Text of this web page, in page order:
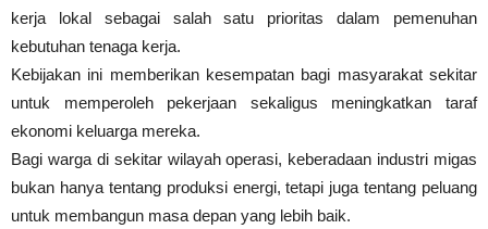
kerja lokal sebagai salah satu prioritas dalam pemenuhan
kebutuhan tenaga kerja.
Kebijakan ini memberikan kesempatan bagi masyarakat sekitar
untuk memperoleh pekerjaan sekaligus meningkatkan taraf
ekonomi keluarga mereka.
Bagi warga di sekitar wilayah operasi, keberadaan industri migas
bukan hanya tentang produksi energi, tetapi juga tentang peluang
untuk membangun masa depan yang lebih baik.